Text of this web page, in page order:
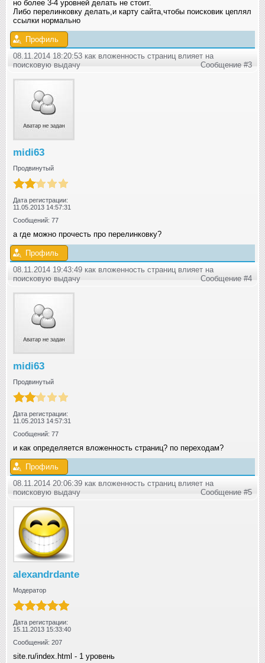
но более 3-4 уровней делать не стоит.
Либо перелинковку делать,и карту сайта,чтобы поисковик цеплял
ссылки нормально
Профиль
08.11.2014 18:20:53 как вложенность страниц влияет на
поисковую выдачу
Сообщение #3
midi63
Продвинутый
Дата регистрации:
11.05.2013 14:57:31
Сообщений: 77
а где можно прочесть про перелинковку?
Профиль
08.11.2014 19:43:49 как вложенность страниц влияет на
поисковую выдачу
Сообщение #4
midi63
Продвинутый
Дата регистрации:
11.05.2013 14:57:31
Сообщений: 77
и как определяется вложенность страниц? по переходам?
Профиль
08.11.2014 20:06:39 как вложенность страниц влияет на
поисковую выдачу
Сообщение #5
alexandrdante
Модератор
Дата регистрации:
15.11.2013 15:33:40
Сообщений: 207
site.ru/index.html - 1 уровень